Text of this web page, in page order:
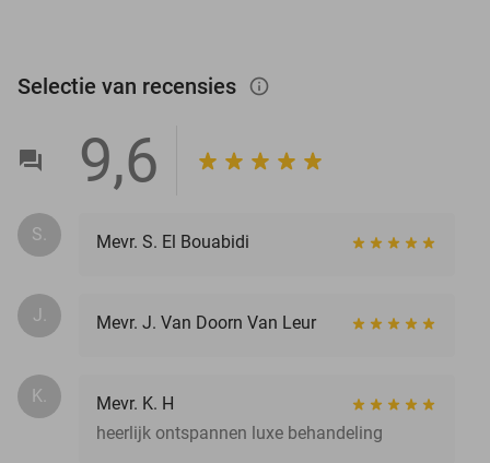
Selectie van recensies info_outlined
9,6
S. Mevr. S. El Bouabidi
J. Mevr. J. Van Doorn Van Leur
K.
Mevr. K. H
heerlijk ontspannen luxe behandeling